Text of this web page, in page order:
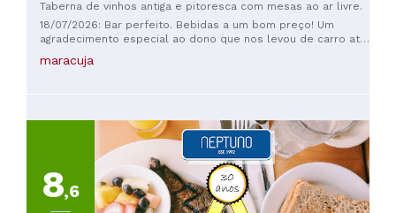
Taberna de vinhos antiga e pitoresca com mesas ao ar livre.
18/07/2026: Bar perfeito. Bebidas a um bom preço! Um
agradecimento especial ao dono que nos levou de carro até
uma casa no alto de São Francisco à noite!
maracuja
8,6